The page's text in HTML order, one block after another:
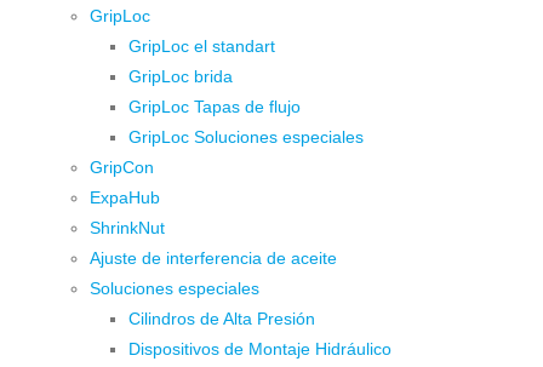
GripLoc
GripLoc el standart
GripLoc brida
GripLoc Tapas de flujo
GripLoc Soluciones especiales
GripCon
ExpaHub
ShrinkNut
Ajuste de interferencia de aceite
Soluciones especiales
Cilindros de Alta Presión
Dispositivos de Montaje Hidráulico